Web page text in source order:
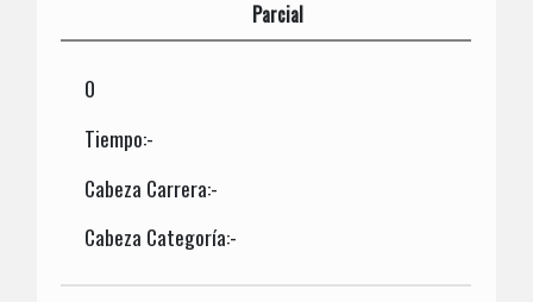
Parcial
0
Tiempo:-
Cabeza Carrera:-
Cabeza Categoría:-